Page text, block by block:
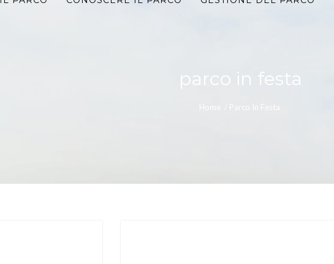
parco in festa
Home Parco In Festa